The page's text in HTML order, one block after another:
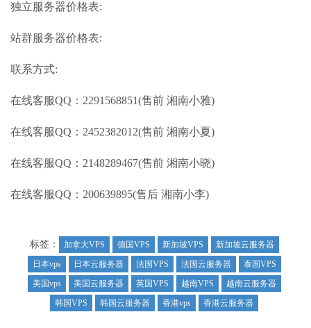
独立服务器价格表:
站群服务器价格表:
联系方式:
在线客服QQ：2291568851(售前 湘南小雅)
在线客服QQ：2452382012(售前 湘南小夏)
在线客服QQ：2148289467(售前 湘南小晓)
在线客服QQ：200639895(售后 湘南小李)
标签： 加拿大VPS 德国VPS 新加坡VPS
新加坡云服务器
日本vps
日本云服务器 法国VPS 法国云服务器
泰国VPS
美国vps
美国云服务器 英国VPS 越南VPS
越南云服务器
韩国VPS
韩国云服务器 香港vps 香港云服务器